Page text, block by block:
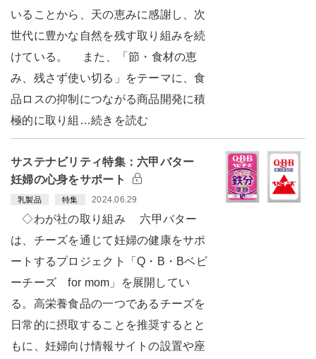
いることから、天の恵みに感謝し、次
世代に豊かな自然を残す取り組みを続
けている。 また、「節・食材の恵
み、残さず使い切る」をテーマに、食
品ロスの抑制につながる商品開発に積
極的に取り組…続きを読む
サステナビリティ特集：六甲バター
妊婦の心身をサポート
乳製品 特集 2024.06.29
◇わが社の取り組み 六甲バター
は、チーズを通じて妊婦の健康をサポ
ートするプロジェクト「Q・B・Bベビ
ーチーズ for mom」を展開してい
る。高栄養食品の一つであるチーズを
日常的に摂取することを推奨するとと
もに、妊婦向け情報サイトの設置や座